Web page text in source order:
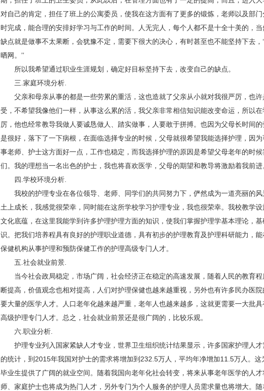
对自己的肯定，担任了班上的公寓委员，使我在这方面有了更多的锻炼，老师以及部
时完成，能合理的安排好学习与工作的时间。人无完人，每个人都不是十全十美的，
缺点就是做事不太果断，会犹豫不定，需要下很大的决心，有时甚至也不能坚持下去，
晒网。’’
所以我希望通过职业生涯规划，确定好目标坚持下去，改变自己的缺点。
三.家庭环境分析.
父亲和母亲从事的都是一些劳累的重活，这也造就了父亲从小就对我很严厉，也许
受，不希望我像他们一样，从事这么累的活，我父亲非常相信知识能改变命运，所以
厉，他也经常教导我做人要诚恳做人、踏实做事，人要敢于拼搏。也因为父母长时间
是很好，落下了一下病根，在面临选择专业的时候，父母就很希望我能选择护理，因
事老师、护士这方面好一点，工作也稳定，而我选择护理的原因是希望父母老年的时
们。我的理想当一名出色的护士，我也将喜欢医学，父母的期望和教导将激励着我前进
四.学校环境分析.
我校的护理专业在各位领导、老师、同学们的共同努力下，俨然成为一道亮丽的风
土上成长，我感觉很荣幸，同时能在这所学校学习护理专业，我也很荣幸。我校教学
文化底蕴，在这里我能学到许多护理护理方面的知识，使我们掌握护理学基本理论，
识。把我们培养程具有良好的护理职业道德，具有初步的护理教育及护理科研能力，能
保健机构从事护理和预防保健工作的护理高级专门人才。
五.社会就业前景.
当今社会政局稳定，市场广阔，社会经济正在稳定的高速发展，随着人民的教育程
断提高，价值观念也相对提高，人们对护理保健也越来越重视，另外也有许多民办医
要大量的医学人才。人口老年化越来越严重，老年人也越来越多，这就更需要一大批
高级护理专门人才。总之，社会就业前景还是很广阔的，比较乐观。
六.职业分析.
护理专业列入国家紧缺人才专业，世界卫生组织统计结果显示，许多国家护理人才
的统计，到2015年我国对护士的需求将增加到232.5万人，平均年净增加11.5万人。这
毕业生提供了广阔的就业空间。随着我国向老年化社会转变，将来从事老年医学的人
师、家庭护士也将成为热门人才，另外专门为个人服务的护理人员需求量也将增大。